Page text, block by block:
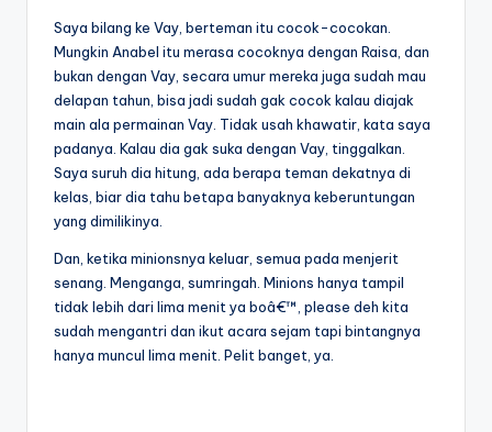
Saya bilang ke Vay, berteman itu cocok-cocokan.
Mungkin Anabel itu merasa cocoknya dengan Raisa, dan
bukan dengan Vay, secara umur mereka juga sudah mau
delapan tahun, bisa jadi sudah gak cocok kalau diajak
main ala permainan Vay. Tidak usah khawatir, kata saya
padanya. Kalau dia gak suka dengan Vay, tinggalkan.
Saya suruh dia hitung, ada berapa teman dekatnya di
kelas, biar dia tahu betapa banyaknya keberuntungan
yang dimilikinya.
Dan, ketika minionsnya keluar, semua pada menjerit
senang. Menganga, sumringah. Minions hanya tampil
tidak lebih dari lima menit ya boâ€™, please deh kita
sudah mengantri dan ikut acara sejam tapi bintangnya
hanya muncul lima menit. Pelit banget, ya.